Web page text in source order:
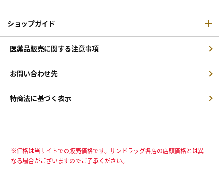
ショップガイド
医薬品販売に関する注意事項
お問い合わせ先
特商法に基づく表示
※価格は当サイトでの販売価格です。サンドラッグ各店の店頭価格とは異
なる場合がございますのでご了承ください。